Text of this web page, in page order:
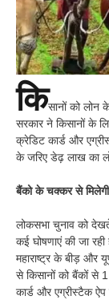
किसानों को लोन
सरकार ने किसानों के
क्रेडिट कार्ड और
के जरिए डेढ़ लाख का
बैंको के चक्कर से
लोकसभा चुनाव को
कई घोषणाएं की जा रही
महाराष्ट्र के बीड़ और
से किसानों को बैंकों से
कार्ड और एग्रीस्टैक